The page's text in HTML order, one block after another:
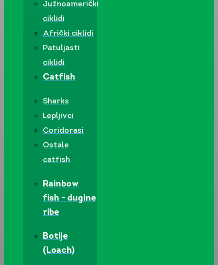
Južnoamerički
ciklidi
Afrički ciklidi
Patuljasti
ciklidi
Catfish
Sharks
Lepljivci
Coridorasi
Ostale
catfish
Rainbow
fish - dugine
ribe
Botije
(Loach)